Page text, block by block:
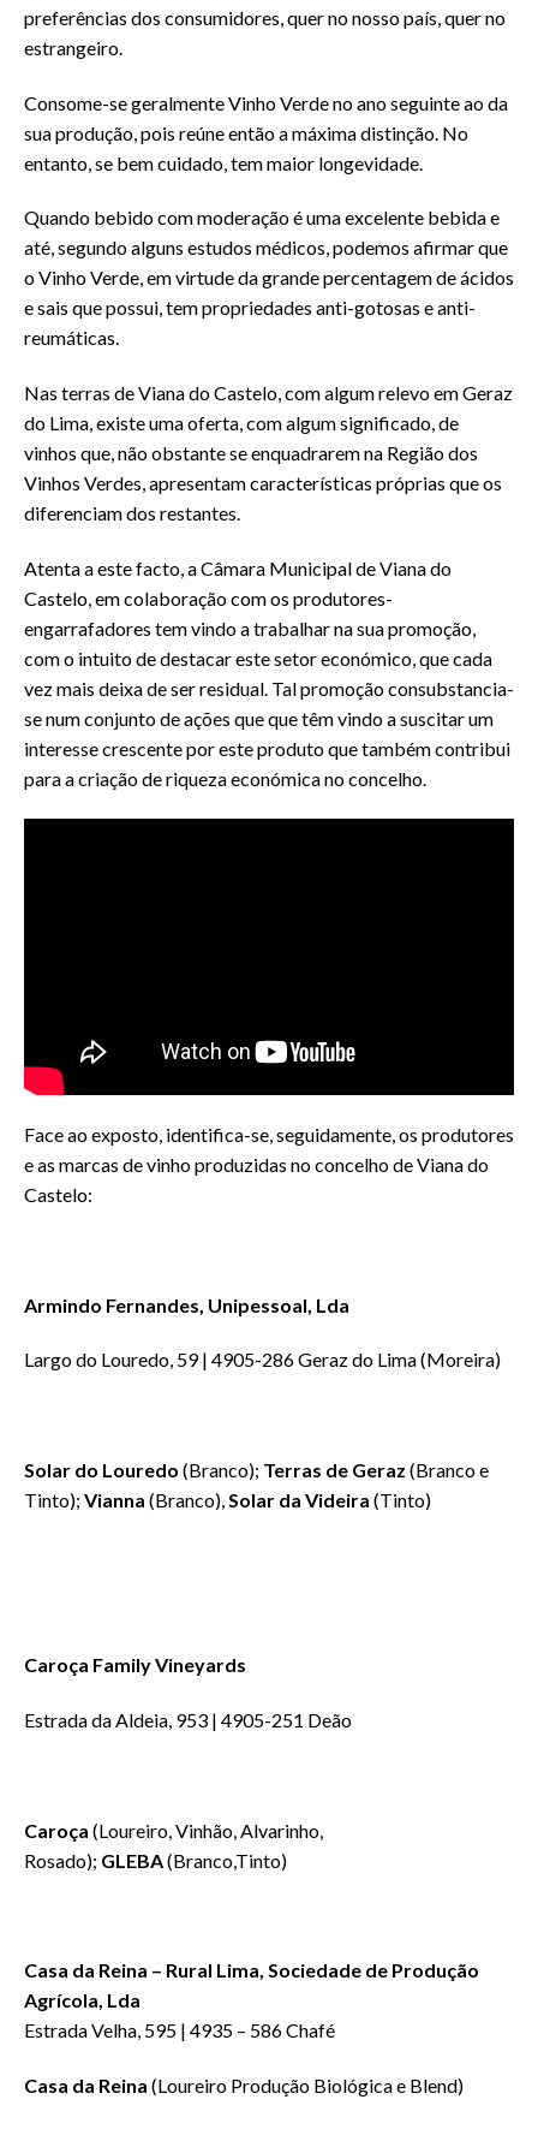
preferências dos consumidores, quer no nosso país, quer no
estrangeiro.
Consome-se geralmente Vinho Verde no ano seguinte ao da
sua produção, pois reúne então a máxima distinção. No
entanto, se bem cuidado, tem maior longevidade.
Quando bebido com moderação é uma excelente bebida e
até, segundo alguns estudos médicos, podemos afirmar que
o Vinho Verde, em virtude da grande percentagem de ácidos
e sais que possui, tem propriedades anti-gotosas e anti-
reumáticas.
Nas terras de Viana do Castelo, com algum relevo em Geraz
do Lima, existe uma oferta, com algum significado, de
vinhos que, não obstante se enquadrarem na Região dos
Vinhos Verdes, apresentam características próprias que os
diferenciam dos restantes.
Atenta a este facto, a Câmara Municipal de Viana do
Castelo, em colaboração com os produtores-
engarrafadores tem vindo a trabalhar na sua promoção,
com o intuito de destacar este setor económico, que cada
vez mais deixa de ser residual. Tal promoção consubstancia-
se num conjunto de ações que que têm vindo a suscitar um
interesse crescente por este produto que também contribui
para a criação de riqueza económica no concelho.
Face ao exposto, identifica-se, seguidamente, os produtores
e as marcas de vinho produzidas no concelho de Viana do
Castelo:
Armindo Fernandes, Unipessoal, Lda
Largo do Louredo, 59 | 4905-286 Geraz do Lima (Moreira)
Solar do Louredo (Branco); Terras de Geraz (Branco e
Tinto); Vianna (Branco),Solar da Videira (Tinto)
Caroça Family Vineyards
Estrada da Aldeia, 953 | 4905-251 Deão
Caroça (Loureiro, Vinhão, Alvarinho,
Rosado); GLEBA(Branco,Tinto)
Casa da Reina – Rural Lima, Sociedade de Produção
Agrícola, Lda
Estrada Velha, 595 | 4935 – 586 Chafé
Casa da Reina (Loureiro Produção Biológica e Blend)